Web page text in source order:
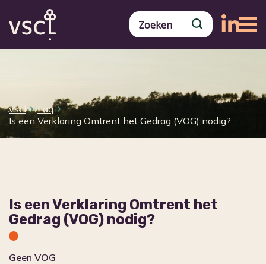
vscl
Faq
Is een Verklaring Omtrent het Gedrag (VOG) nodig?
Is een Verklaring Omtrent het
Gedrag (VOG) nodig?
Geen VOG